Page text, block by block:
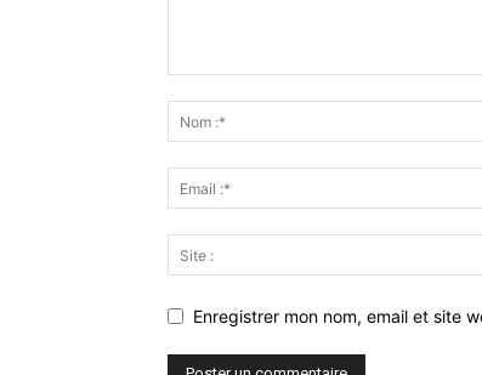
Enregistrer mon nom, email et site